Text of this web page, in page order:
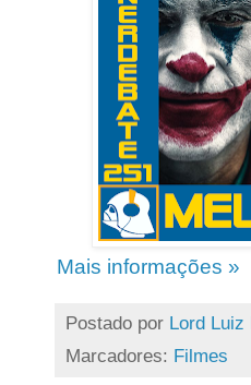
Mais informações »
Postado por Lord Luiz
Marcadores: Filmes